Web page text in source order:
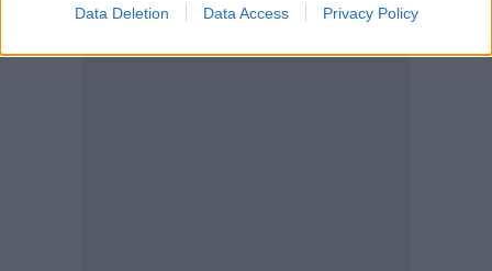
Data Deletion Data Access Privacy Policy